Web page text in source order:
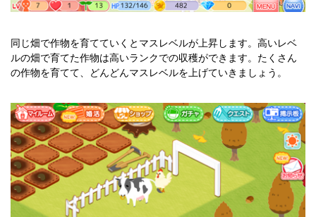
同じ畑で作物を育てていくとマスレベルが上昇します。高いレベ
ルの畑で育てた作物は高いランクでの収穫ができます。たくさん
の作物を育てて、どんどんマスレベルを上げていきましょう。